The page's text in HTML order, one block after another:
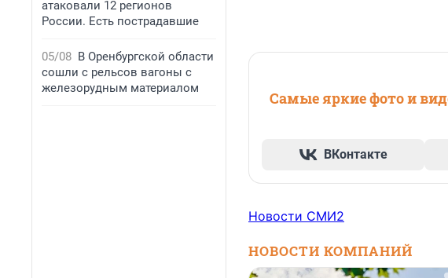
атаковали 12 регионов
России. Есть пострадавшие
05/08 В Оренбургской области
сошли с рельсов вагоны с
железорудным материалом
Самые яркие фото и
ВКонтакте
Новости СМИ2
НОВОСТИ КОМПАНИЙ